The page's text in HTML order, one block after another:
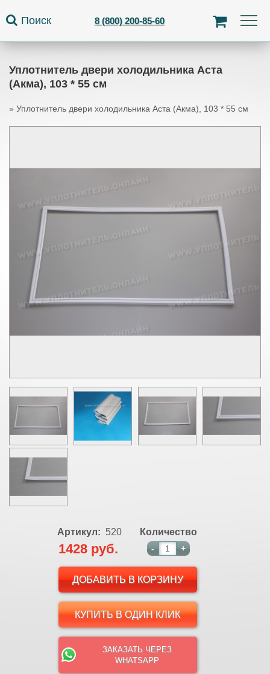
Поиск 8 (800) 200-85-60
Уплотнитель двери холодильника Аста
(Акма), 103 * 55 см
Вы здесь
» Уплотнитель двери холодильника Аста (Акма), 103 * 55 см
Артикул: 520
1428 руб.
Количество
- +
КУПИТЬ В ОДИН КЛИК
ЗАКАЗАТЬ ЧЕРЕЗ
WHATSAPP